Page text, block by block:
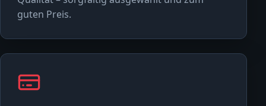
guten Preis.